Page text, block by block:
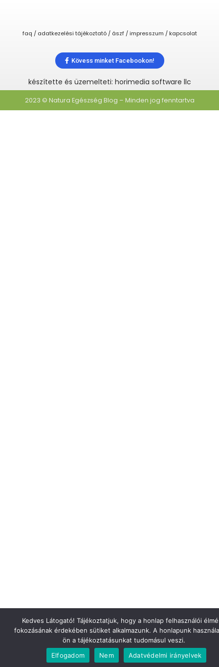
faq / adatkezelési tájékoztató / ászf / impresszum / kapcsolat
Kövess minket Facebookon!
készítette és üzemelteti: horimedia software llc
2023 © Natura Egészség Blog – Minden jog fenntartva
Kedves Látogató! Tájékoztatjuk, hogy a honlap felhasználói
fokozásának érdekében sütiket alkalmazunk. A honlapunk
ön a tájékoztatásunkat tudomásul veszi.
Elfogadom
Nem Adatvédelmi irányelvek